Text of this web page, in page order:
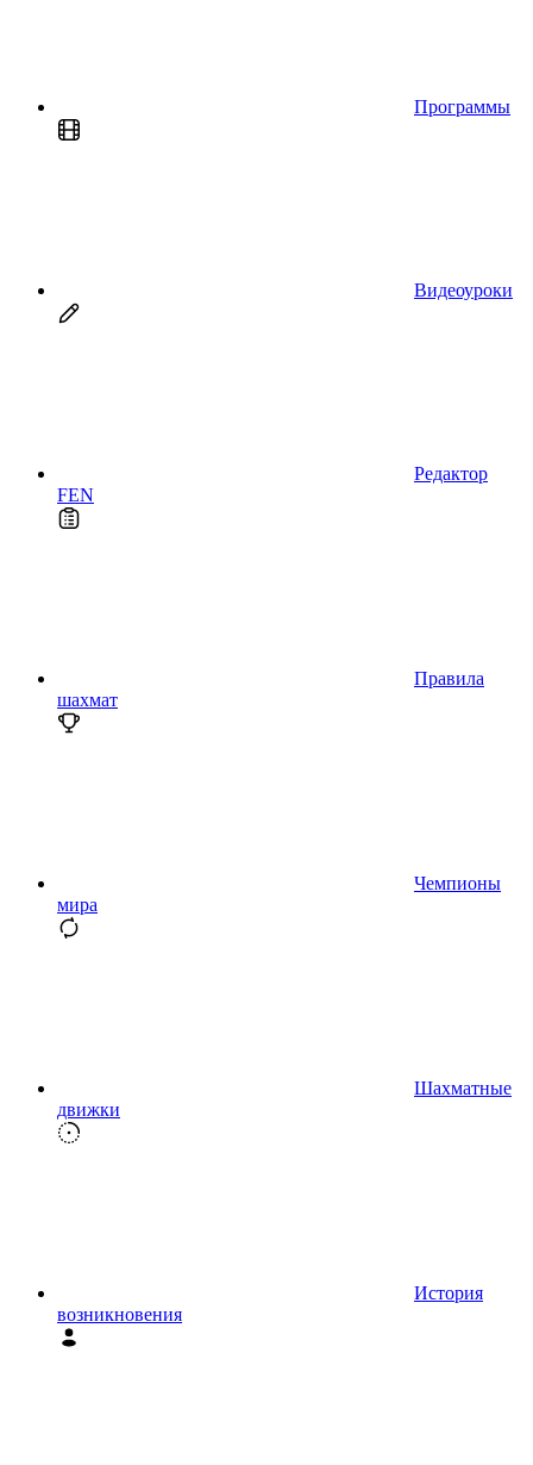
Программы
Видеоуроки
Редактор
FEN
Правила
шахмат
Чемпионы
мира
Шахматные
движки
История
возникновения